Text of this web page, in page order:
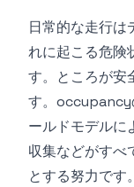
日常的な走行は
れに起こる危険
す。ところが安
す。occupancy
ールドモデルに
収集などがすべ
とする努力です。